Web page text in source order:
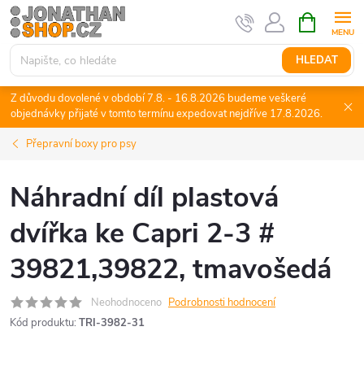
Přejít
na
obsah
HLEDAT
NÁKUPNÍ
KOŠÍK
Z důvodu dovolené v období 7.8. - 16.8.2026 budeme veškeré
objednávky přijaté v tomto termínu expedovat nejdříve 17.8.2026.
Přepravní boxy pro psy
Náhradní díl plastová
dvířka ke Capri 2-3 #
39821,39822, tmavošedá
Neohodnoceno Podrobnosti hodnocení
Kód produktu: TRI-3982-31